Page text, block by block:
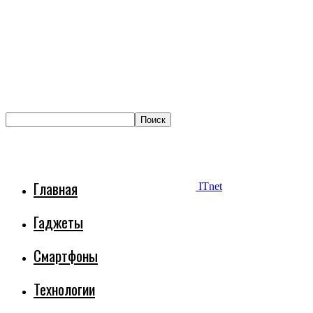
ITnet
Главная
Гаджеты
Смартфоны
Технологии